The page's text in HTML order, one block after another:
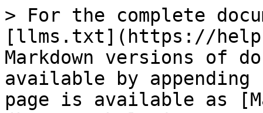
> For the complete
[llms.txt](https://
Markdown versions of
available by
page is available as